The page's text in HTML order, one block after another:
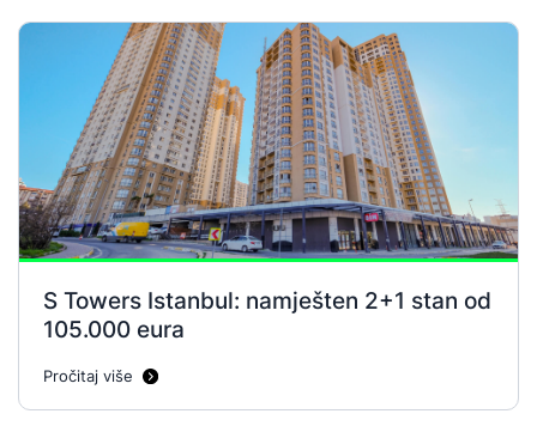
S Towers Istanbul: namješten 2+1 stan od
105.000 eura
Pročitaj više